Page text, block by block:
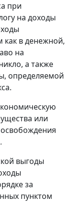
при
на доходы
как в денежной,
на
а также
определяемой
или
выгоды
за
пунктом